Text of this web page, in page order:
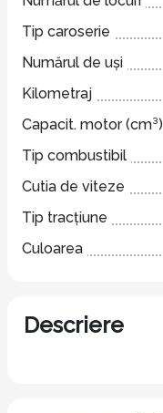
Tip caroserie
Numărul de uși
Kilometraj
Capacit. motor (cm³)
Tip combustibil
Cutia de viteze
Tip tracțiune
Culoarea
Descriere